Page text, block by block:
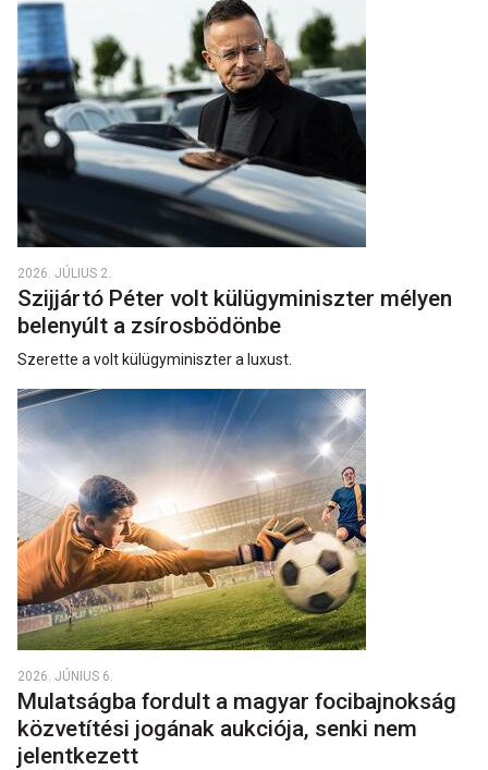
2026. JÚLIUS 2.
Szijjártó Péter volt külügyminiszter mélyen
belenyúlt a zsírosbödönbe
Szerette a volt külügyminiszter a luxust.
2026. JÚNIUS 6.
Mulatságba fordult a magyar focibajnokság
közvetítési jogának aukciója, senki nem
jelentkezett